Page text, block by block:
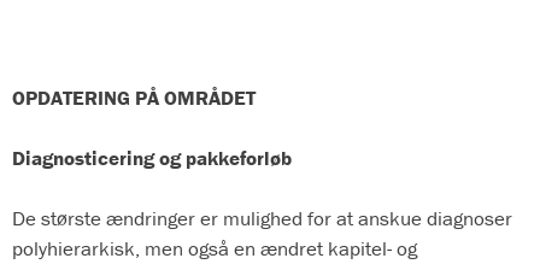
OPDATERING PÅ OMRÅDET
Diagnosticering og pakkeforløb
De største ændringer er mulighed for at anskue diagnoser
polyhierarkisk, men også en ændret kapitel- og